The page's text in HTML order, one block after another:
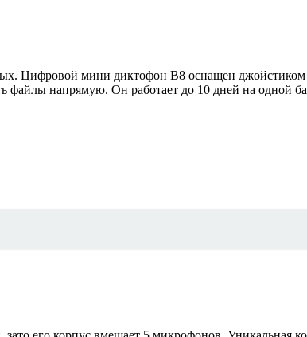
Цифровой мини диктофон B8 оснащен джойстиком
напрямую. Он работает до 10 дней на одной